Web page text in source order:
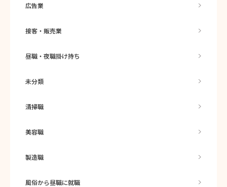
広告業
接客・販売業
昼職・夜職掛け持ち
未分類
清掃職
美容職
製造職
風俗から昼職に就職